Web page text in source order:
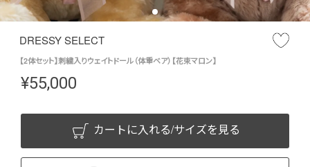
DRESSY SELECT
【2体セット】刺繍入りウェイトドール（体重ベア）【花束マロン】
¥55,000
カートに入れる/サイズを見る